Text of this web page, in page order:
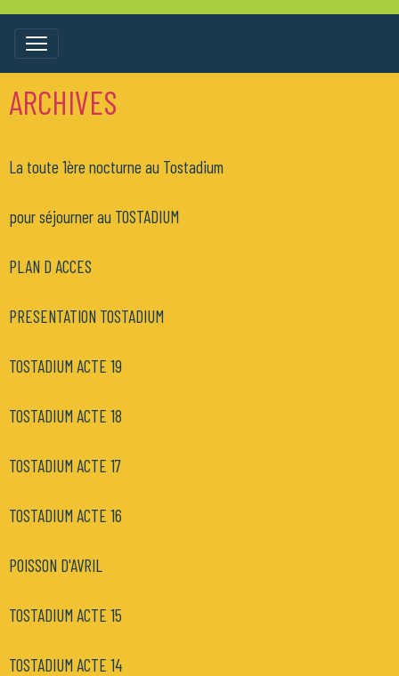
ARCHIVES
La toute 1ère nocturne au Tostadium
pour séjourner au TOSTADIUM
PLAN D ACCES
PRESENTATION TOSTADIUM
TOSTADIUM ACTE 19
TOSTADIUM ACTE 18
TOSTADIUM ACTE 17
TOSTADIUM ACTE 16
POISSON D'AVRIL
TOSTADIUM ACTE 15
TOSTADIUM ACTE 14